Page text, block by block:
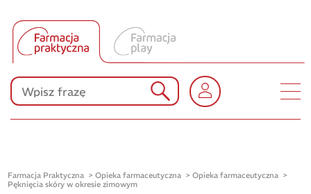
Produkty Polpharmy
KONKURSY
Farmacja Praktyczna Opieka farmaceutyczna
Opieka farmaceutyczna
Pęknięcia skóry w okresie zimowym